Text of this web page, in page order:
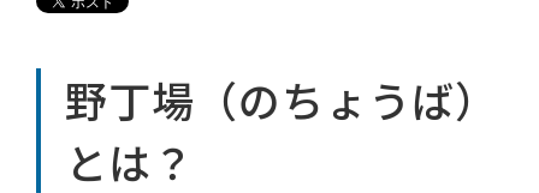
野丁場（のちょうば）
とは？